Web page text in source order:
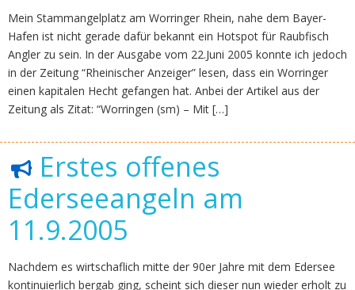
Mein Stammangelplatz am Worringer Rhein, nahe dem Bayer-
Hafen ist nicht gerade dafür bekannt ein Hotspot für Raubfisch
Angler zu sein. In der Ausgabe vom 22.Juni 2005 konnte ich jedoch
in der Zeitung “Rheinischer Anzeiger” lesen, dass ein Worringer
einen kapitalen Hecht gefangen hat. Anbei der Artikel aus der
Zeitung als Zitat: “Worringen (sm) – Mit […]
Erstes offenes
Ederseeangeln am
11.9.2005
Nachdem es wirtschaflich mitte der 90er Jahre mit dem Edersee
kontinuierlich bergab ging, scheint sich dieser nun wieder erholt zu